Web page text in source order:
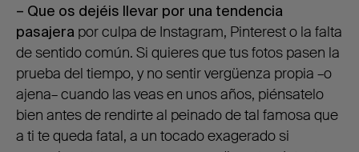
– Que os dejéis llevar por una tendencia
pasajera por culpa de Instagram, Pinterest o la falta
de sentido común. Si quieres que tus fotos pasen la
prueba del tiempo, y no sentir vergüenza propia –o
ajena– cuando las veas en unos años, piénsatelo
bien antes de rendirte al peinado de tal famosa que
a ti te queda fatal, a un tocado exagerado si